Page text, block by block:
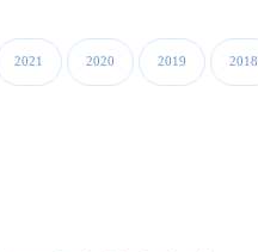
2021 2020 2019 2018